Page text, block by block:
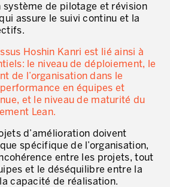
de l’entreprise
Lean
organisation
À M'ENVOYER DES E-MAILS.
système de pilotage et révision
assure le suivi continu et la
Hoshin Kanri est lié ainsi à
le niveau de déploiement, le
de l’organisation dans le
en équipes et
et le niveau de maturité du
Lean.
d’amélioration doivent
spécifique de l’organisation,
entre les projets, tout
et le déséquilibre entre la
capacité de réalisation.